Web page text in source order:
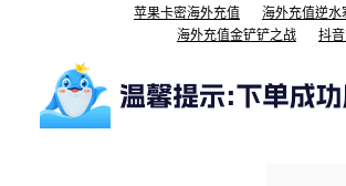
苹果卡密海外充值
海外充值逆水
海外充值金铲铲之战
抖